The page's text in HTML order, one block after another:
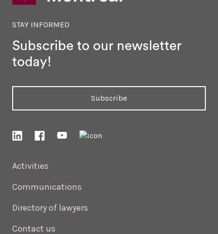
Activities
Communications
Directory of lawyers
Contact us
STAY INFORMED
Subscribe to our newsletter
today!
Subscribe